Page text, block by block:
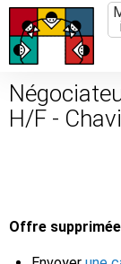
H/F -
Offre